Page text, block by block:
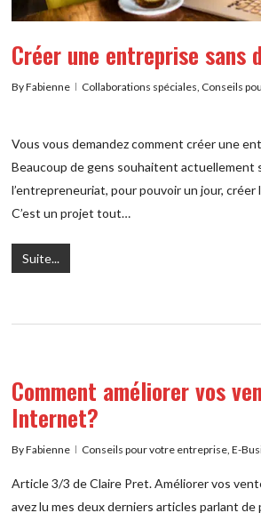
Créer une entreprise sans
ByFabienne Collaborations spéciales, Conseils
Vous vous demandez comment créer une
Beaucoup de gens souhaitent actuellement
l’entrepreneuriat, pour pouvoir un jour,
C’est un projet tout…
Suite...
Comment améliorer vos
Internet?
ByFabienne Conseils pour votre entreprise,E-
Article 3/3 de Claire Pret. Améliorer vos
avez lu mes deux derniers articles parlant de